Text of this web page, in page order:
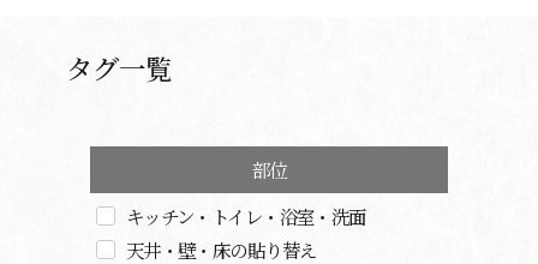
タグ一覧
部位
キッチン・トイレ・浴室・洗面
天井・壁・床の貼り替え